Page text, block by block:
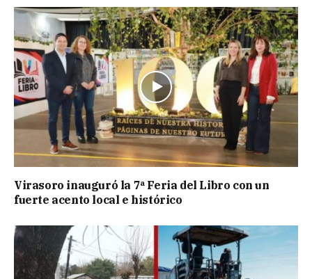
Virasoro inauguró la 7ª Feria del Libro con un
fuerte acento local e histórico